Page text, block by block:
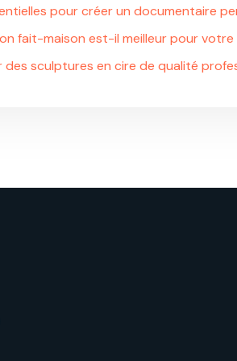
pour créer un documentaire
fait-maison est-il meilleur pour votre
des sculptures en cire de qualité